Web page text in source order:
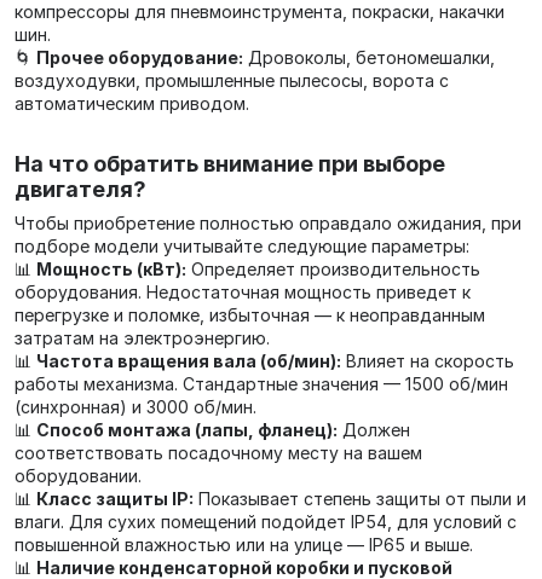
компрессоры для пневмоинструмента, покраски, накачки
шин.
🌀 Прочее оборудование: Дровоколы, бетономешалки,
воздуходувки, промышленные пылесосы, ворота с
автоматическим приводом.
На что обратить внимание при выборе
двигателя?
Чтобы приобретение полностью оправдало ожидания, при
подборе модели учитывайте следующие параметры:
📊 Мощность (кВт): Определяет производительность
оборудования. Недостаточная мощность приведет к
перегрузке и поломке, избыточная — к неоправданным
затратам на электроэнергию.
📊 Частота вращения вала (об/мин): Влияет на скорость
работы механизма. Стандартные значения — 1500 об/мин
(синхронная) и 3000 об/мин.
📊 Способ монтажа (лапы, фланец): Должен
соответствовать посадочному месту на вашем
оборудовании.
📊 Класс защиты IP: Показывает степень защиты от пыли и
влаги. Для сухих помещений подойдет IP54, для условий с
повышенной влажностью или на улице — IP65 и выше.
📊 Наличие конденсаторной коробки и пусковой